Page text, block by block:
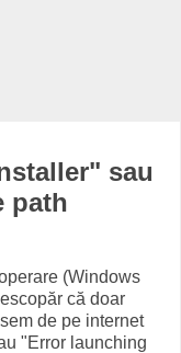
sau
path
(Windows
că doar
de pe internet
"Error launching